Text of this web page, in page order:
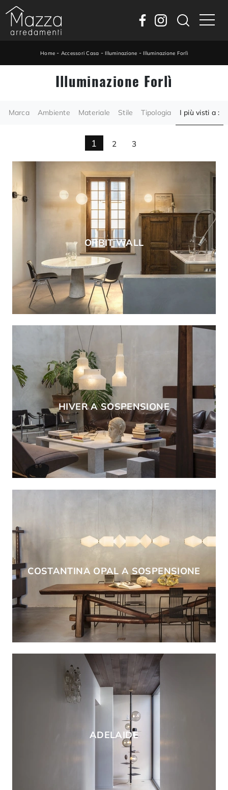
Home - Accessori Casa -Illuminazione -Illuminazione Forlì
Illuminazione Forlì
Marca Ambiente Materiale Stile Tipologia I più visti a :
1 2 3
ORBIT WALL
HIVER A SOSPENSIONE
COSTANTINA OPAL A SOSPENSIONE
ADELAIDE